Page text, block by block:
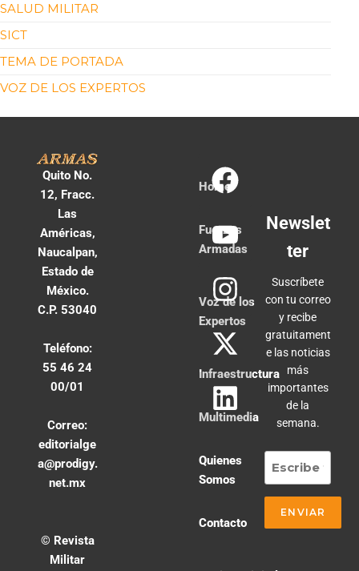
SALUD MILITAR
SICT
TEMA DE PORTADA
VOZ DE LOS EXPERTOS
Quito No.
12, Fracc.
Las
Américas,
Naucalpan,
Estado de
México.
C.P. 53040
Teléfono:
55 46 24
00/01
Correo:
editorialge
a@prodigy.
net.mx
© Revista
Militar
Home
Fuerzas
Armadas
Voz de los
Expertos
Infraestructura
Multimedia
Quienes
Somos
Contacto
Newslet
ter
Suscríbete
con tu correo
y recibe
gratuitament
e las noticias
más
importantes
de la
semana.